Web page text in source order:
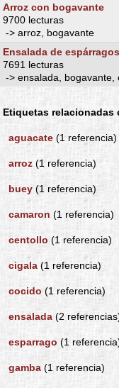
Arroz con bogavante
9700 lecturas
-> arroz, bogavante
Ensalada de
7691 lecturas
-> ensalada, bogavante,
Etiquetas
aguacate (1 referencia)
arroz (1 referencia)
buey (1 referencia)
camaron (1 referencia)
centollo (1 referencia)
cigala (1 referencia)
cocido (1 referencia)
ensalada (2
esparrago (1
gamba (1 referencia)